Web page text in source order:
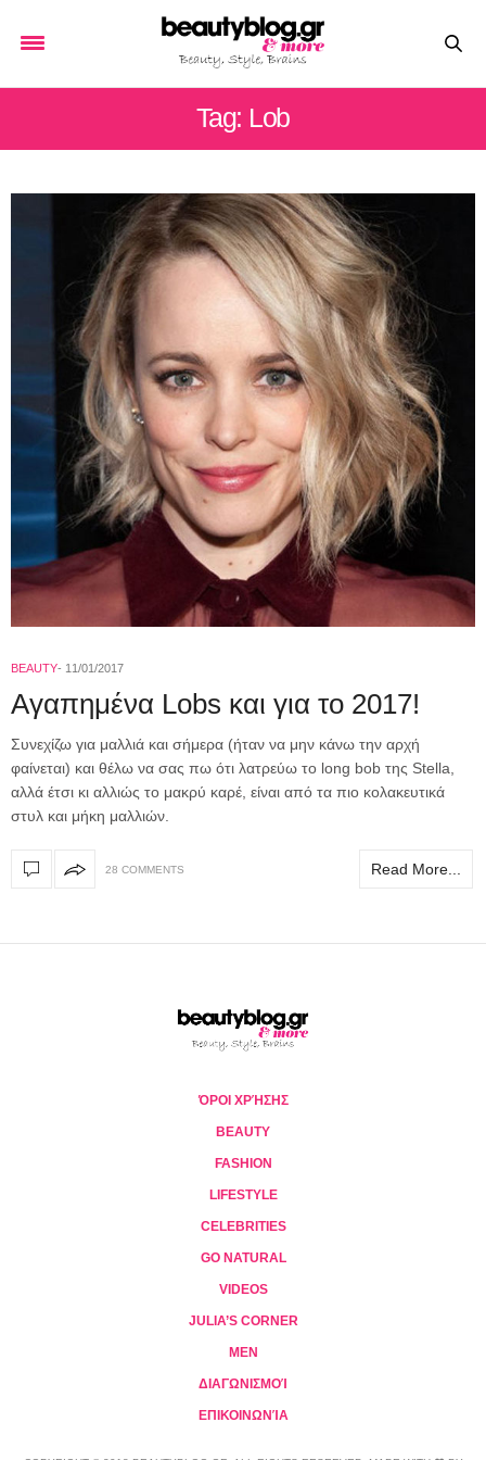
Tag: Lob
BEAUTY 11/01/2017
Αγαπημένα Lobs και για το 2017!
Συνεχίζω για μαλλιά και σήμερα (ήταν να μην κάνω την αρχή
φαίνεται) και θέλω να σας πω ότι λατρεύω το long bob της Stella,
αλλά έτσι κι αλλιώς το μακρύ καρέ, είναι από τα πιο κολακευτικά
στυλ και μήκη μαλλιών.
28 COMMENTS Read More...
ΌΡΟΙ ΧΡΉΣΗΣ
BEAUTY
FASHION
LIFESTYLE
CELEBRITIES
GO NATURAL
VIDEOS
JULIA’S CORNER
MEN
ΔΙΑΓΩΝΙΣΜΟΊ
ΕΠΙΚΟΙΝΩΝΊΑ